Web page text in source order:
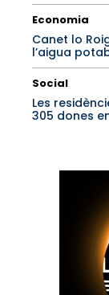
Economia
Canet lo
l’aigua
Social
Les
305 dones